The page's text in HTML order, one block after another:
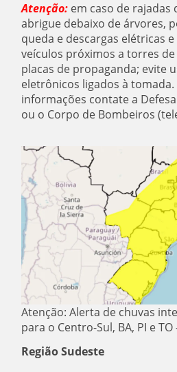
Atenção: em caso de rajadas
abrigue debaixo de árvores,
queda e descargas elétricas
veículos próximos a torres
placas de propaganda; evite
eletrônicos ligados à tomada.
informações contate a
ou o Corpo de Bombeiros
Atenção: Alerta de chuvas
para o Centro-Sul, BA, PI e TO
Região Sudeste